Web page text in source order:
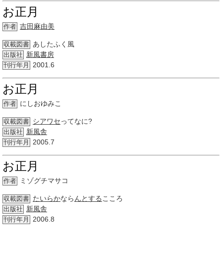
お正月
作者 吉田 麻由美
収載図書 あしたふく風
出版社 新風書房
刊行年月 2001.6
お正月
作者 にしおゆみこ
収載図書 シアワセってなに?
出版社 新風舎
刊行年月 2005.7
お正月
作者 ミゾグチマサコ
収載図書 たいらかなら んとする こころ
出版社 新風舎
刊行年月 2006.8